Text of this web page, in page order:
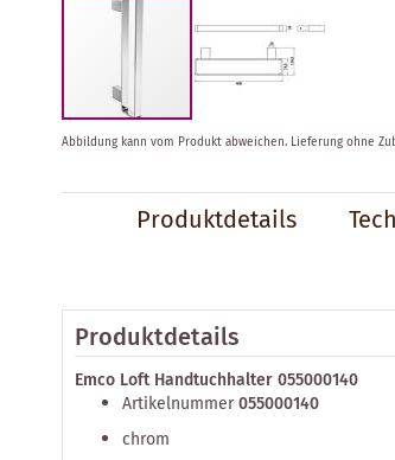
Zum
Anfang
Abbildung kann vom Produkt abweichen. Lieferung ohne
Produktdetails
Produktdetails
Emco Loft Handtuchhalter 055000140
Artikelnummer055000140
chrom